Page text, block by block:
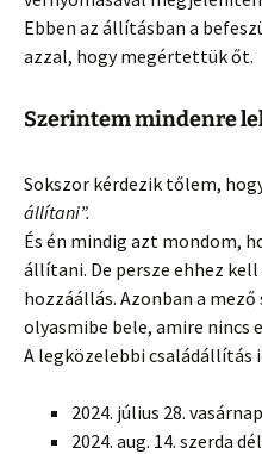
Ebben az állításban a
azzal, hogy megértettük őt.
Szerintem mindenre
Sokszor kérdezik tőlem,
állítani”.
És én mindig azt mondom,
állítani. De persze ehhez
hozzáállás. Azonban a
olyasmibe bele, amire nincs
A legközelebbi családállítás
2024. július 28.
2024. aug. 14. szerda